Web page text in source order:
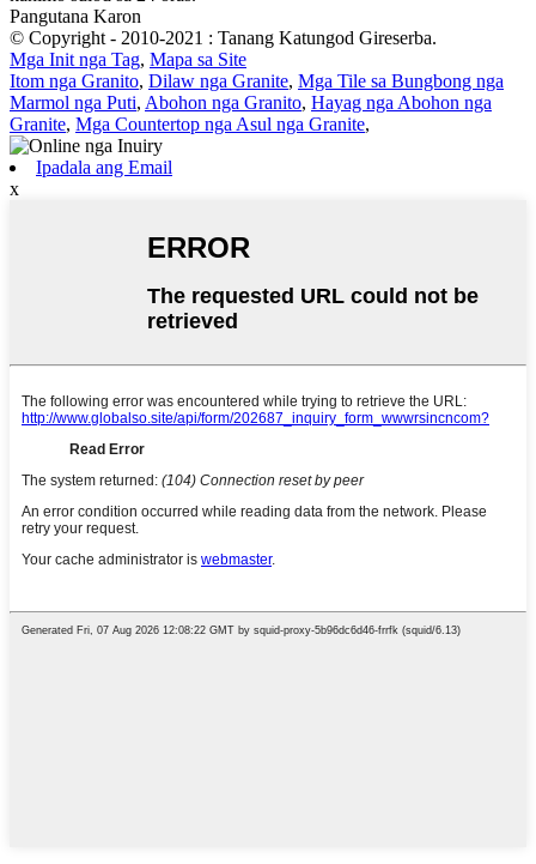
Pangutana Karon
© Copyright - 2010-2021 : Tanang Katungod Gireserba.
Mga Init nga Tag, Mapa sa Site
Itom nga Granito, Dilaw nga Granite, Mga Tile sa Bungbong nga
Marmol nga Puti, Abohon nga Granito, Hayag nga Abohon nga
Granite, Mga Countertop nga Asul nga Granite,
Ipadala ang Email
x